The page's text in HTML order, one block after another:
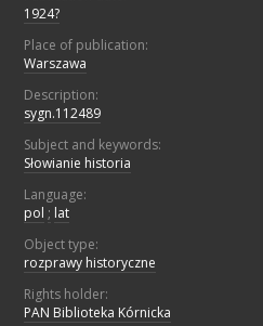
1924?
Place of publication:
Warszawa
Description:
sygn.112489
Subject and keywords:
Słowianie historia
Language:
pol ; lat
Object type:
rozprawy historyczne
Rights holder:
PAN Biblioteka Kórnicka